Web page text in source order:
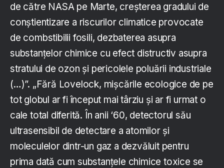
de către NASA pe Marte, creșterea gradului de
conștientizare a riscurilor climatice provocate
de combstibilii fosili, dezbaterea asupra
substanțelor chimice cu efect distructiv asupra
stratului de ozon și pericolele poluării industriale
(…)”. „Fără Lovelock, mișcările ecologice de pe
tot globul ar fi început mai târziu și ar fi urmat o
cale total diferită. În anii ‘60, detectorul său
ultrasensibil de detectare a atomilor și
moleculelor dintr-un gaz a dezvăluit pentru
prima dată cum substanțele chimice toxice se